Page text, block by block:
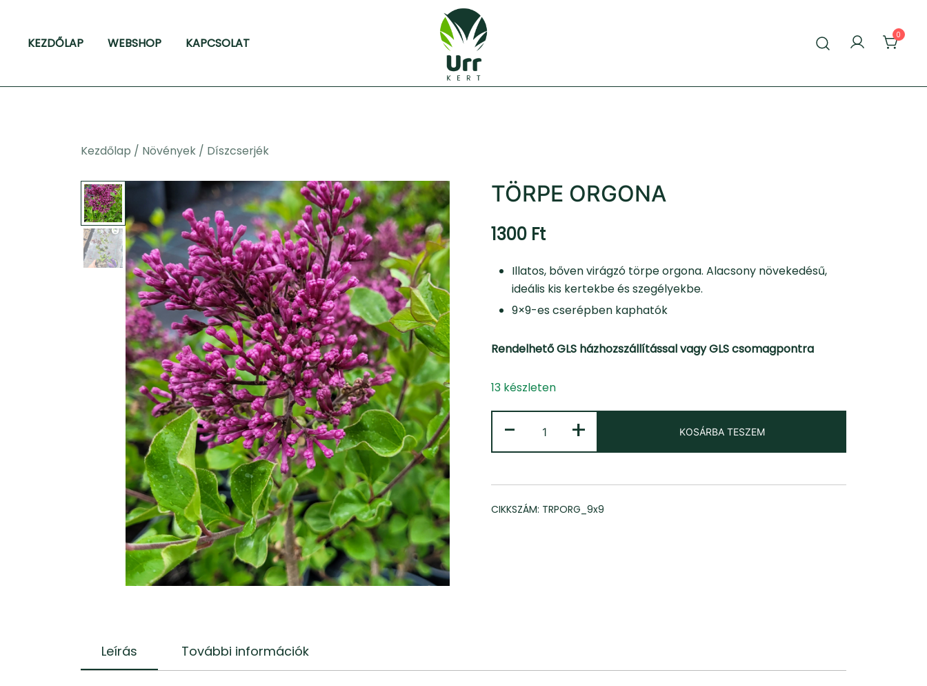
contentKEZDŐLAP WEBSHOP KAPCSOLAT 0
Kezdőlap / Növények / Díszcserjék
TÖRPE ORGONA
1300 Ft
Illatos, bőven virágzó törpe orgona. Alacsony növekedésű,
ideális kis kertekbe és szegélyekbe.
9×9-es cserépben kaphatók
Rendelhető GLS házhozszállítással vagy GLS csomagpontra
13 készleten
-
Orgona
mennyiség
+ KOSÁRBA TESZEM
CIKKSZÁM: TRPORG_9x9
Leírás További információk